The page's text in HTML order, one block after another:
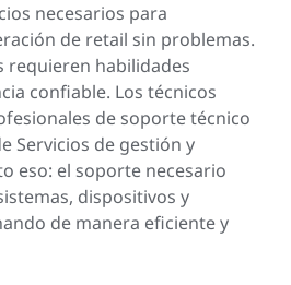
necesarios para
de retail sin problemas.
requieren habilidades
confiable. Los técnicos
de soporte técnico
Servicios de gestión y
eso: el soporte necesario
dispositivos y
de manera eficiente y